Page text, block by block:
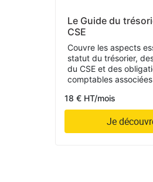
Le Guide du
CSE
Couvre les aspects
statut du trésorier,
du CSE et des
comptables associées
18 € HT/mois
Je